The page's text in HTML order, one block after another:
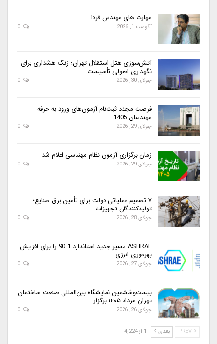
مهارت های مهندس فردا
آگوست 1, 2026
آتش‌سوزی هتل استقلال تهران؛ زنگ هشداری برای
نگهداری اصولی تأسیسات…
جولای 30, 2026
فرصت مجدد ثبت‌نام آزمون‌های ورود به حرفه
مهندسان 1405
جولای 29, 2026
زمان برگزاری آزمون نظام مهندسی اعلام شد
جولای 29, 2026
۷ تصمیم عملیاتی دولت برای تأمین برق صنایع؛
تولیدکنندگان تجهیزات…
جولای 28, 2026
ASHRAE مسیر جدید استاندارد 90.1 را برای افزایش
بهره‌وری انرژی…
جولای 27, 2026
بیست‌وششمین نمایشگاه بین‌المللی صنعت ساختمان
تهران مرداد ۱۴۰۵ برگزار…
جولای 26, 2026
بعدی 1 از 4,224